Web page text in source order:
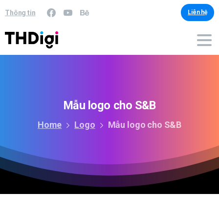
Thông tin Liên hệ
Mẫu logo cho S&B
Home Logo Mẫu logo cho S&B